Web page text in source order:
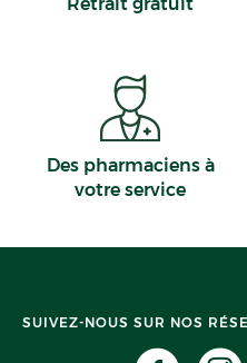
Des pharmaciens à
votre service
SUIVEZ-NOUS SUR NOS